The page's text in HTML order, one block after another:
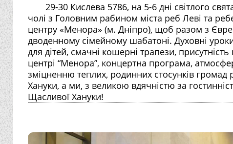
29-30 Кислева 5786, на 5-6 дні світлого
чолі з Головним рабином міста реб Леві та
центру «Менора» (м. Дніпро), щоб разом з
дводенному сімейному шабатоні. Духовні
для дітей, смачні кошерні трапези,
центрі “Менора”, концертна програма,
зміцненню теплих, родинних стосунків громад
Хануки, а ми, з великою вдячністю за
Щасливої Хануки!